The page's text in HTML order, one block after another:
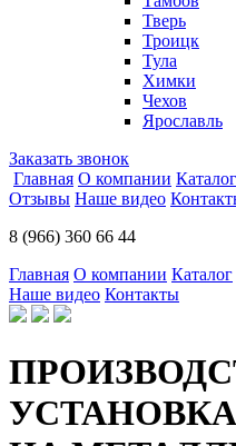
Тверь
Троицк
Тула
Химки
Чехов
Ярославль
Заказать звонок
Главная О компании Каталог
Отзывы Наше видео
8 (966) 360 66 44
Главная О компании Каталог
Наше видео Контакты